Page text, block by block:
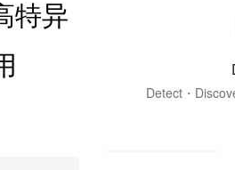
特异
Detect・